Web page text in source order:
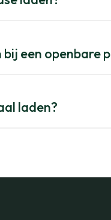
een openbare
laden?